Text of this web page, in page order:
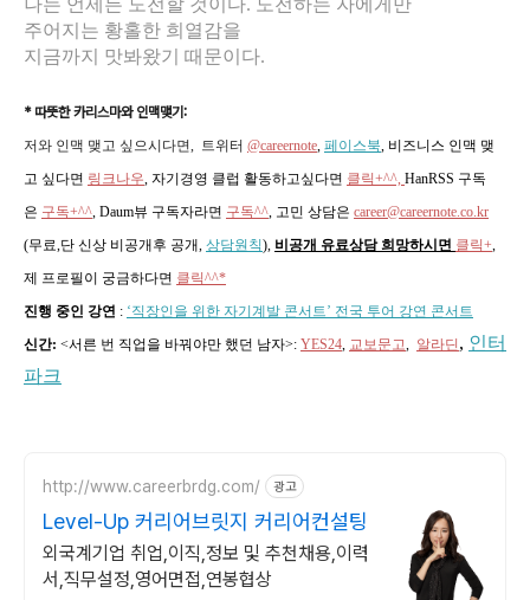
나는 언제든 도전할 것이다. 도전하는 자에게만
주어지는 황홀한 희열감을
지금까지 맛봐왔기 때문이다.
* 따뜻한 카리스마와 인맥맺기:
저와 인맥 맺고 싶으시다면, 트위터 @careernote, 페이스북, 비즈니스 인맥 맺
고 싶다면 링크나우, 자기경영 클럽 활동하고싶다면 클릭+^^, HanRSS 구독
은 구독+^^, Daum뷰 구독자라면 구독^^, 고민 상담은 career@careernote.co.kr
(무료,단 신상 비공개후 공개, 상담원칙), 비공개 유료상담 희망하시면 클릭+,
제 프로필이 궁금하다면 클릭^^*
진행 중인 강연 : ‘직장인을 위한 자기계발 콘서트’ 전국 투어 강연 콘서트
신간: <서른 번 직업을 바꿔야만 했던 남자>: YES24, 교보문고, 알라딘 , 인터
파크
http://www.careerbrdg.com/ 광고
Level-Up 커리어브릿지 커리어컨설팅
외국계기업 취업,이직,정보 및 추천채용,이력
서,직무설정,영어면접,연봉협상